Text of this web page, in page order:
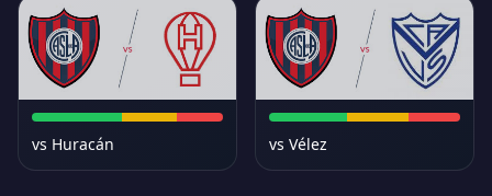
vs Huracán vs Vélez